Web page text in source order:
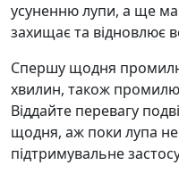
усуненню лупи, а ще
захищає та відновлює
Спершу щодня
хвилин, також
Віддайте перевагу
щодня, аж поки лупа не
підтримувальне